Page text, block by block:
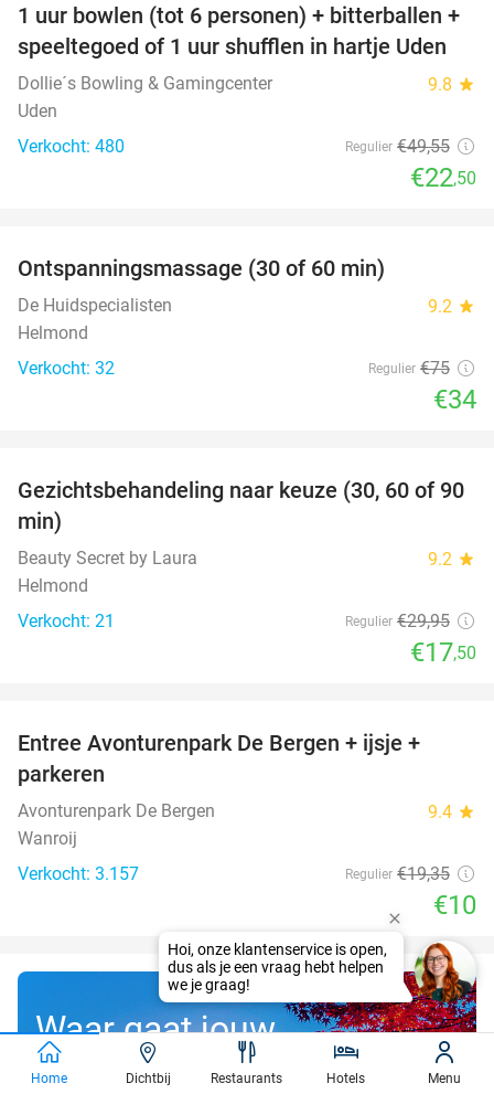
55%
1 uur bowlen (tot 6 personen) + bitterballen +
speeltegoed of 1 uur shufflen in hartje Uden
Dollie´s Bowling & Gamingcenter 9.8 star
Uden
Verkocht: 480
Regulier €49,55
€22,50
Ontspanningsmassage (30 of 60 min)
De Huidspecialisten 9.2 star
Helmond
Verkocht: 32
Regulier €75
€34
42%
Gezichtsbehandeling naar keuze (30, 60 of 90
min)
Beauty Secret by Laura 9.2 star
Helmond
Verkocht: 21
Regulier €29,95
€17,50
Entree Avonturenpark De Bergen + ijsje +
parkeren
Avonturenpark De Bergen 9.4 star
Wanroij
Verkocht: 3.157
Regulier €19,35
€10
Waar gaat jouw
gratis droomreis
Home Dichtbij Restaurants Hotels Menu